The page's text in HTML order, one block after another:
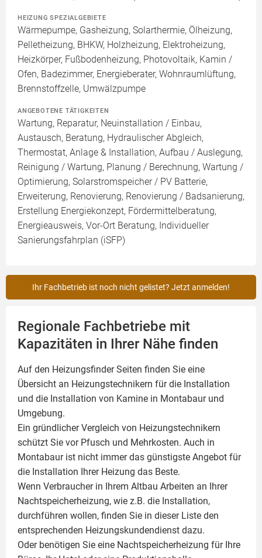
HEIZUNG SPEZIALGEBIETE
Wärmepumpe, Gasheizung, Solarthermie, Ölheizung,
Pelletheizung, BHKW, Holzheizung, Elektroheizung,
Heizkörper, Fußbodenheizung, Photovoltaik, Kamin /
Ofen, Badezimmer, Energieberater, Wohnraumlüftung,
Brennstoffzelle, Umwälzpumpe
ANGEBOTENE TÄTIGKEITEN
Wartung, Reparatur, Neuinstallation / Einbau,
Austausch, Beratung, Hydraulischer Abgleich,
Thermostat, Anlage & Installation, Aufbau / Auslegung,
Reinigung / Wartung, Planung / Berechnung, Wartung /
Optimierung, Solarstromspeicher / PV Batterie,
Erweiterung, Renovierung, Renovierung / Badsanierung,
Erstellung Energiekonzept, Fördermittelberatung,
Energieausweis, Vor-Ort Beratung, Individueller
Sanierungsfahrplan (iSFP)
Ihr Fachbetrieb ist noch nicht gelistet? Jetzt anmelden!
Regionale Fachbetriebe mit
Kapazitäten in Ihrer Nähe finden
Auf den Heizungsfinder Seiten finden Sie eine
Übersicht an Heizungstechnikern für die Installation
und die Installation von Kamine in Montabaur und
Umgebung.
Ein gründlicher Vergleich von Heizungstechnikern
schützt Sie vor Pfusch und Mehrkosten. Auch in
Montabaur ist nicht immer das günstigste Angebot für
die Installation Ihrer Heizung das Beste.
Wenn Verbraucher in Ihrem Altbau Arbeiten an Ihrer
Nachtspeicherheizung, wie z.B. die Installation,
durchführen wollen, finden Sie in dieser Liste den
entsprechenden Heizungskundendienst dazu.
Oder benötigen Sie eine Nachtspeicherheizung für Ihre